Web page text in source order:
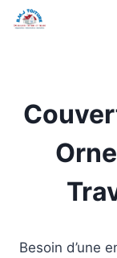
Besoin d’une